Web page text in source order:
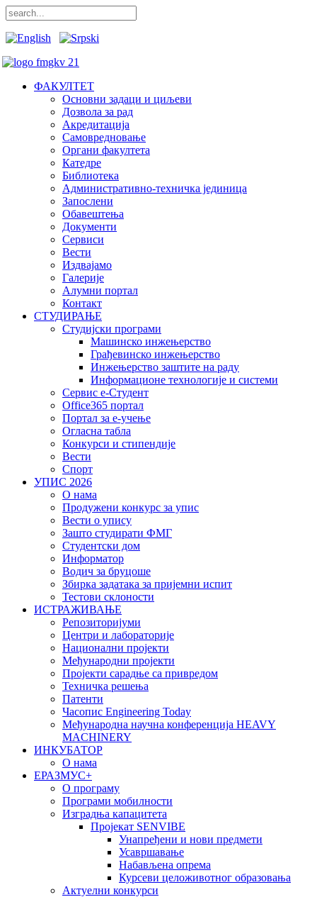
ФАКУЛТЕТ
Основни задаци и циљеви
Дозвола за рад
Акредитација
Самовредновање
Органи факултета
Катедре
Библиотека
Административно-техничка јединица
Запослени
Обавештења
Документи
Сервиси
Вести
Издвајамо
Галерије
Алумни портал
Контакт
СТУДИРАЊЕ
Студијски програми
Машинско инжењерство
Грађевинско инжењерство
Инжењерство заштите на раду
Информационе технологије и системи
Сервис е-Студент
Office365 портал
Портал за е-учење
Огласна табла
Конкурси и стипендије
Вести
Спорт
УПИС 2026
О нама
Продужени конкурс за упис
Вести о упису
Зашто студирати ФМГ
Студентски дом
Информатор
Водич за бруцоше
Збиркa задатака за пријемни испит
Тестови склоности
ИСТРАЖИВАЊЕ
Репозиторијуми
Центри и лабораторије
Национални пројекти
Међународни пројекти
Пројекти сарадње са привредом
Техничка решења
Патенти
Часопис Engineering Today
Међународна научна конференција HEAVY
MACHINERY
ИНКУБАТОР
О нама
EРАЗМУС+
О програму
Програми мобилности
Изградња капацитета
Пројекат SENVIBE
Унапређени и нови предмети
Усавршавање
Набављена опрема
Курсеви целоживотног образовања
Актуелни конкурси